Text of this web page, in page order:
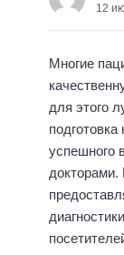
12
Многие
для этого
успешного
докторами.